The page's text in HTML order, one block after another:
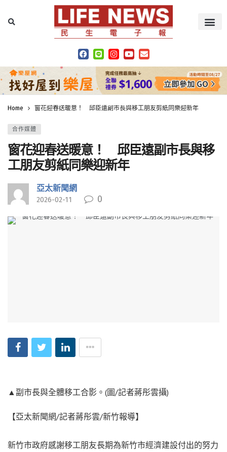
Home 窗花迎春送暖意！ 邱臣遠副市長與移工朋友剪紙同樂迎新年
合作媒體
窗花迎春送暖意！ 邱臣遠副市長與移
工朋友剪紙同樂迎新年
亞太新聞網
2026-02-11 0
▲副市長與全體移工合影。(圖/記者蔣彤雲攝)
【亞太新聞網/記者蔣彤雲/新竹報導】
新竹市政府感謝移工朋友長期為新竹市經濟建設付出的努力